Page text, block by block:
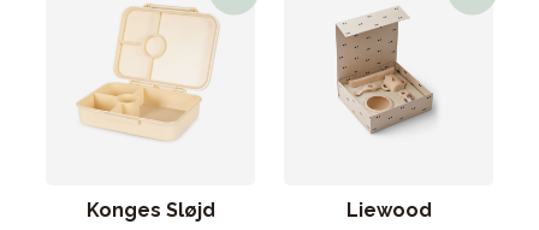
Konges Sløjd
Liewood
Ota meihin yhteyttä osoitteessa
Myymälämme